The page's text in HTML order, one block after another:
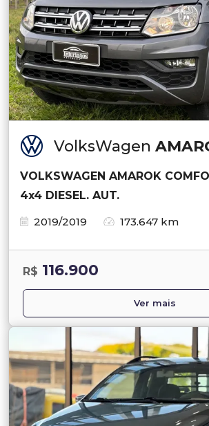
VolksWagen
VOLKSWAGEN AMAROK
4x4 DIESEL. AUT.
2019/2019
173.647 km
R$ 116.900
Ver mais